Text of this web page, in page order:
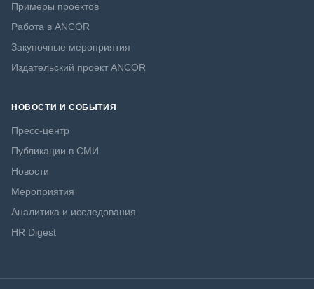
Примеры проектов
Работа в ANCOR
Закупочные мероприятия
Издательский проект ANCOR
НОВОСТИ И СОБЫТИЯ
Пресс-центр
Публикации в СМИ
Новости
Мероприятия
Аналитика и исследования
HR Digest